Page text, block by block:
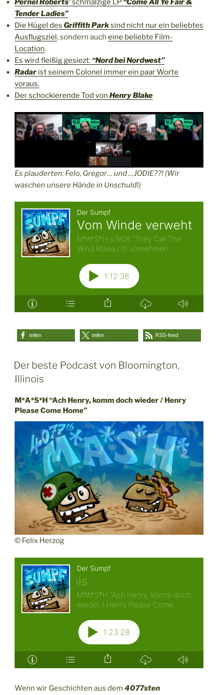
Pernel Roberts’schmalzige LP “Come All Ye Fair &
Tender Ladies”
Die Hügel des Griffith Parksind nicht nur ein beliebtes
Ausflugsziel, sondern auch eine beliebte Film-
Location.
Es wird fleißig gesiezt: “Nord bei Nordwest”
Radar ist seinem Colonel immer ein paar Worte
voraus.
Der schockierende Tod von Henry Blake
Es plauderten: Felo, Gregor… und …JODIE??! (Wir
waschen unsere Hände in Unschuld!)
teilen teilen RSS-feed
Der beste Podcast von Bloomington,
Illinois
M*A*S*H “Ach Henry, komm doch wieder / Henry
Please Come Home”
© Felix Herzog
Wenn wir Geschichten aus dem 4077sten